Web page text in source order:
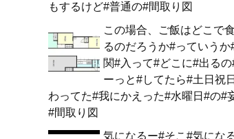
もするけど#普通の#間取り図
この場合、ご飯はどこで
るのだろうか#っていうか
関#入って#どこに#出る
ーっと#してたら#土日祝
わってた#我にかえった#水曜日#の#
#間取り図
気になるー#そこ#気にな